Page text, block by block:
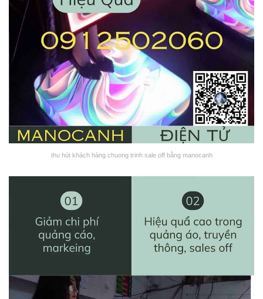
thu hút khách hàng chuong trinh sale off bằng manocanh